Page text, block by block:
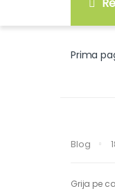
Prima
Blog
Grija pe